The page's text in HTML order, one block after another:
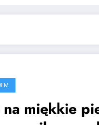
miękkie